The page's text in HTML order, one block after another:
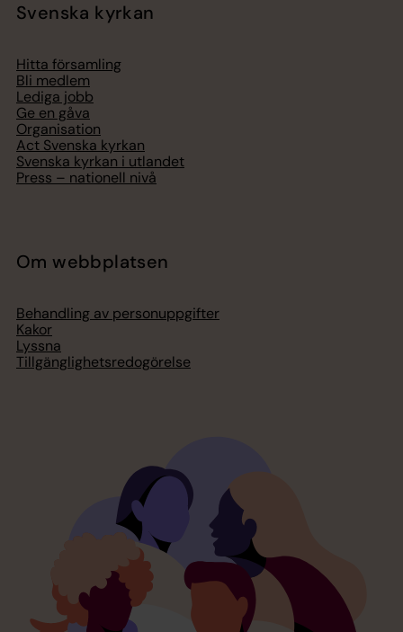
Svenska kyrkan
Hitta församling
Bli medlem
Lediga jobb
Ge en gåva
Organisation
Act Svenska kyrkan
Svenska kyrkan i utlandet
Press – nationell nivå
Om webbplatsen
Behandling av personuppgifter
Kakor
Lyssna
Tillgänglighetsredogörelse